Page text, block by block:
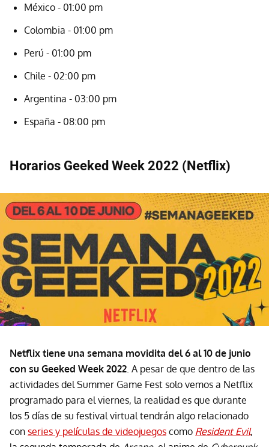
México - 01:00 pm
Colombia - 01:00 pm
Perú - 01:00 pm
Chile - 02:00 pm
Argentina - 03:00 pm
España - 08:00 pm
Horarios Geeked Week 2022 (Netflix)
Netflix tiene una semana movidita del 6 al 10 de junio
con su Geeked Week 2022 . A pesar de que dentro de las
actividades del Summer Game Fest solo vemos a Netflix
programado para el viernes, la realidad es que durante
los 5 días de su festival virtual tendrán algo relacionado
con series y películas de videojuegos como Resident Evil,